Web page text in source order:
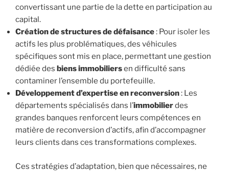
convertissant une partie de la dette en participation au
capital.
Création de structures de défaisance: Pour isoler les
actifs les plus problématiques, des véhicules
spécifiques sont mis en place, permettant une gestion
dédiée des biens immobiliersen difficulté sans
contaminer l’ensemble du portefeuille.
Développement d’expertise en reconversion: Les
départements spécialisés dans l’immobilierdes
grandes banques renforcent leurs compétences en
matière de reconversion d’actifs, afin d’accompagner
leurs clients dans ces transformations complexes.
Ces stratégies d’adaptation, bien que nécessaires, ne